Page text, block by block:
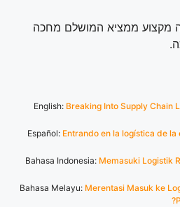
מקצוע ממציא המושלם מחכה
English: Breaking Into Supply Chain
Español: Entrando en la logística de
Bahasa Indonesia: Memasuki Logistik
Bahasa Melayu: Merentasi Masuk ke